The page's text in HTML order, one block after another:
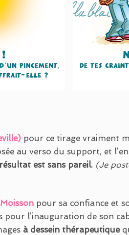
pour ce tirage vraiment
au verso du support, et
est sans pareil. (Je
pour sa confiance et
pour l’inauguration de son
à dessein thérapeutique